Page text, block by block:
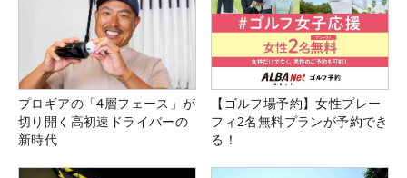
プロギアの「4層フェース」が
切り開く高初速ドライバーの
新時代
【ゴルフ場予約】女性プレー
フィ2名無料プランが予約でき
る！